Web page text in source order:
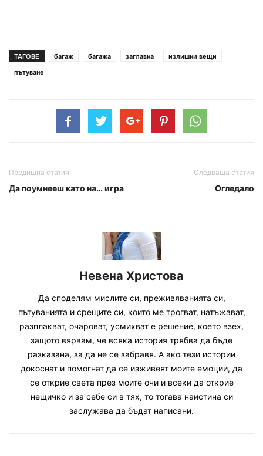
ТАГОВЕ багаж багажа заглавна
излишни вещи
пътуване
Предишна статия
Да поумнееш като на… игра
Следваща статия
Огледало
Невена Христова
Да споделям мислите си, преживяванията си,
пътуванията и срещите си, които ме трогват, натъжават,
разплакват, очароват, усмихват е решение, което взех,
защото вярвам, че всяка история трябва да бъде
разказана, за да не се забравя. А ако тези истории
докоснат и помогнат да се изживеят моите емоции, да
се открие света през моите очи и всеки да открие
нещичко и за себе си в тях, то тогава наистина си
заслужава да бъдат написани.